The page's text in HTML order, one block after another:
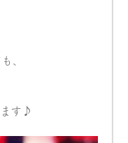
、
す♪